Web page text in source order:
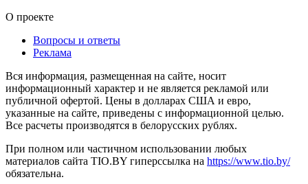
О проекте
Вопросы и ответы
Реклама
Вся информация, размещенная на сайте, носит
информационный характер и не является рекламой или
публичной офертой. Цены в долларах США и евро,
указанные на сайте, приведены с информационной целью.
Все расчеты производятся в белорусских рублях.
При полном или частичном использовании любых
материалов сайта TIO.BY гиперссылка на https://www.tio.by/
обязательна.